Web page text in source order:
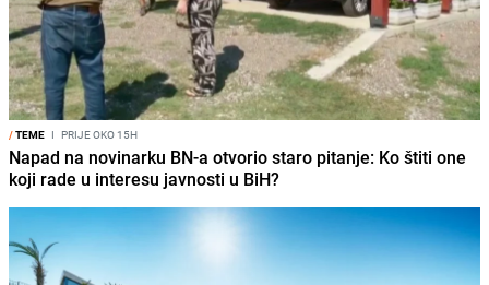
/TEME I PRIJE OKO 15H
Napad na novinarku BN-a otvorio staro pitanje: Ko štiti one
koji rade u interesu javnosti u BiH?